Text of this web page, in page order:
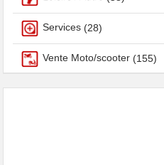
Services (28)
Vente Moto/scooter (155)